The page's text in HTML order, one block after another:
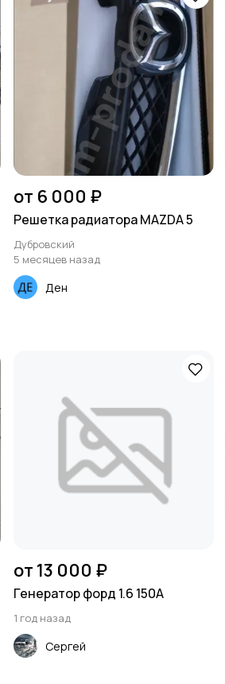
от 6 000 ₽
Решетка радиатора MAZDA 5
Дубровский
5 месяцев назад
Ден
от 13 000 ₽
Генератор форд 1.6 150А
1 год назад
Сергей